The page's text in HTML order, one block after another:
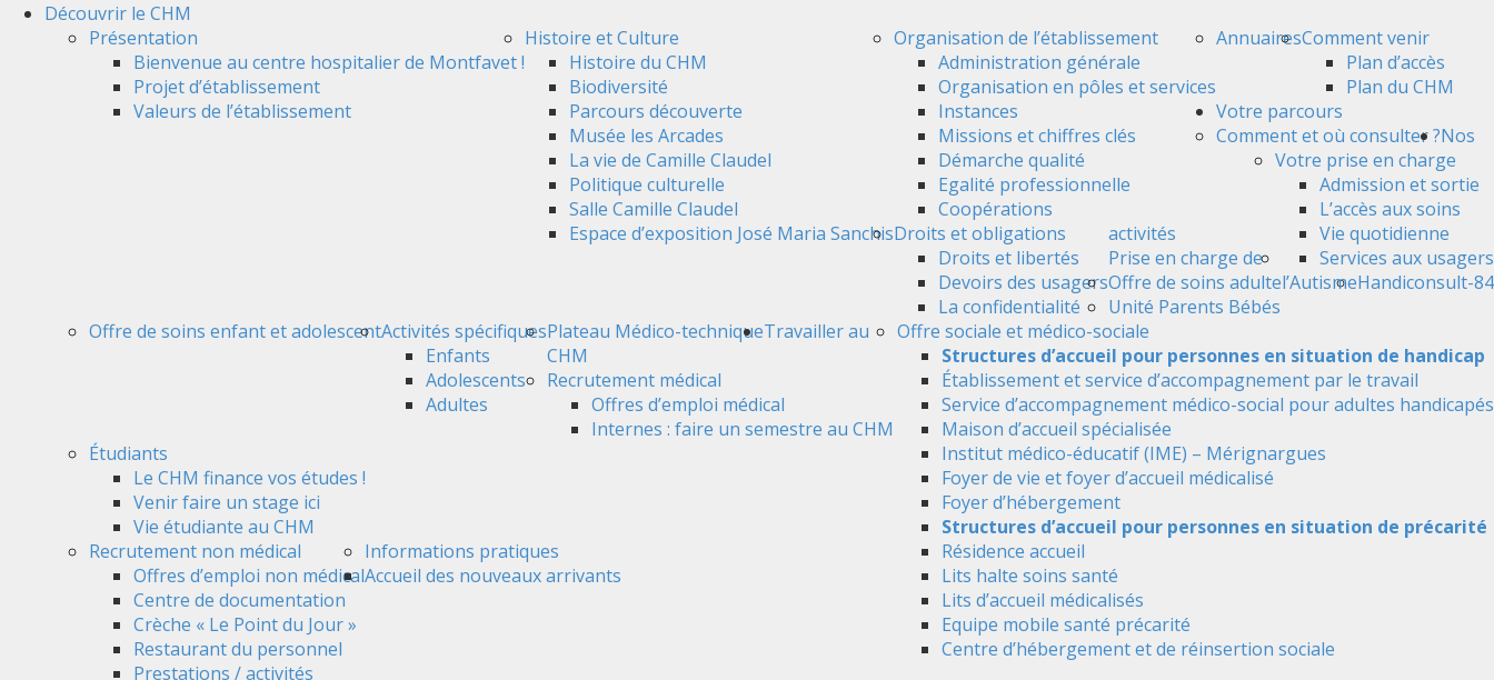
Découvrir le CHM
Présentation
Bienvenue au centre hospitalier de Montfavet !
Projet d’établissement
Valeurs de l’établissement
Histoire et Culture
Histoire du CHM
Biodiversité
Parcours découverte
Musée les Arcades
La vie de Camille Claudel
Politique culturelle
Salle Camille Claudel
Espace d’exposition José Maria Sanchis
Organisation de l’établissement
Administration générale
Organisation en pôles et services
Instances
Missions et chiffres clés
Démarche qualité
Egalité professionnelle
Coopérations
AnnuairesComment venir
Plan d’accès
Plan du CHM
Votre parcours
Comment et où consulter ?
Votre prise en charge
Admission et sortie
L’accès aux soins
Vie quotidienne
Services aux usagers
Droits et obligations
Droits et libertés
Devoirs des usagers
La confidentialité
Nos
activités
Offre de soins adulte
Handiconsult-84
Offre sociale et médico-sociale
Structures d’accueil pour personnes en situation de handicap
Établissement et service d’accompagnement par le travail
Service d’accompagnement médico-social pour adultes handicapés
Maison d’accueil spécialisée
Institut médico-éducatif (IME) – Mérignargues
Foyer de vie et foyer d’accueil médicalisé
Foyer d’hébergement
Structures d’accueil pour personnes en situation de précarité
Résidence accueil
Lits halte soins santé
Lits d’accueil médicalisés
Equipe mobile santé précarité
Centre d’hébergement et de réinsertion sociale
Offre de soins enfant et adolescentActivités spécifiques
Enfants
Adolescents
Adultes
Plateau Médico-technique
Prise en charge de
l’Autisme
Unité Parents Bébés
Travailler au
CHM
Recrutement médical
Offres d’emploi médical
Internes : faire un semestre au CHM
Étudiants
Le CHM finance vos études !
Venir faire un stage ici
Vie étudiante au CHM
Recrutement non médical
Offres d’emploi non médical
Informations pratiques
Accueil des nouveaux arrivants
Centre de documentation
Crèche « Le Point du Jour »
Restaurant du personnel
Prestations / activités